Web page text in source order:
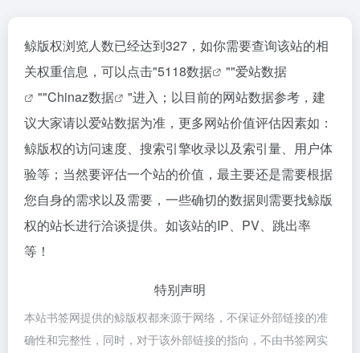
鲸版权浏览人数已经达到327，如你需要查询该站的相
关权重信息，可以点击"5118数据 ""爱站数据
""Chinaz数据
"进入；以目前的网站数据参考，建
议大家请以爱站数据为准，更多网站价值评估因素如：
鲸版权的访问速度、搜索引擎收录以及索引量、用户体
验等；当然要评估一个站的价值，最主要还是需要根据
您自身的需求以及需要，一些确切的数据则需要找鲸版
权的站长进行洽谈提供。如该站的IP、PV、跳出率
等！
特别声明
本站书签网提供的鲸版权都来源于网络，不保证外部链接的准
确性和完整性，同时，对于该外部链接的指向，不由书签网实